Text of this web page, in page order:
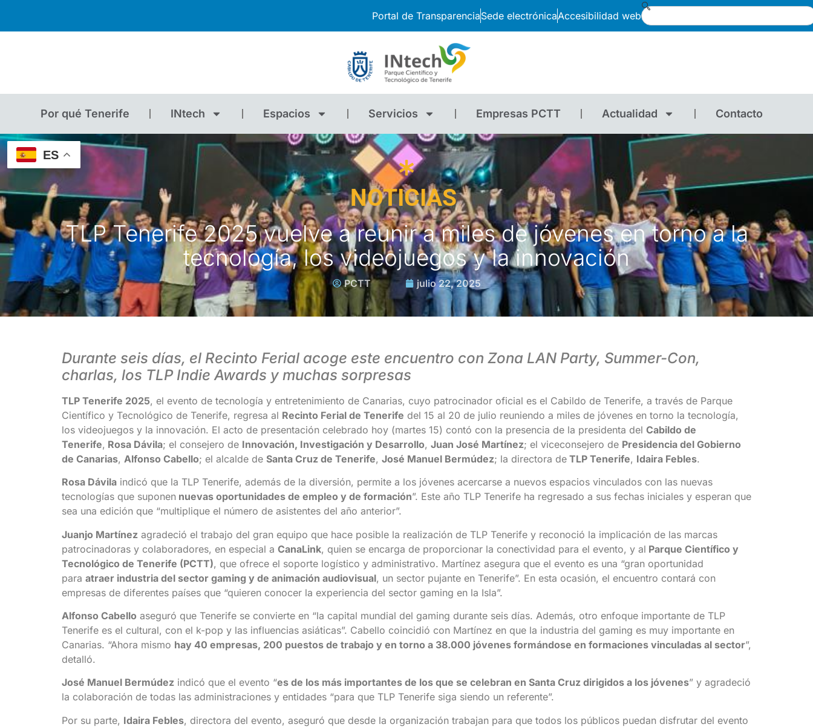
Portal de TransparenciaSede electrónicaAccesibilidad web
Por qué Tenerife INtech Espacios Servicios Empresas PCTT Actualidad Contacto
ES
NOTICIAS
TLP Tenerife 2025 vuelve a reunir a miles de jóvenes en torno a la
tecnología, los videojuegos y la innovación
PCTT julio 22, 2025
Durante seis días, el Recinto Ferial acoge este encuentro con Zona LAN Party, Summer-Con,
charlas, los TLP Indie Awards y muchas sorpresas
TLP Tenerife 2025, el evento de tecnología y entretenimiento de Canarias, cuyo patrocinador oficial es el Cabildo de Tenerife, a través de Parque
Científico y Tecnológico de Tenerife, regresa al Recinto Ferial de Tenerife del 15 al 20 de julio reuniendo a miles de jóvenes en torno la tecnología,
los videojuegos y la innovación. El acto de presentación celebrado hoy (martes 15) contó con la presencia de la presidenta del Cabildo de
Tenerife, Rosa Dávila; el consejero de Innovación, Investigación y Desarrollo, Juan José Martínez; el viceconsejero de Presidencia del Gobierno
de Canarias, Alfonso Cabello; el alcalde de Santa Cruz de Tenerife, José Manuel Bermúdez; la directora de TLP Tenerife, Idaira Febles.
Rosa Dávila indicó que la TLP Tenerife, además de la diversión, permite a los jóvenes acercarse a nuevos espacios vinculados con las nuevas
tecnologías que suponen nuevas oportunidades de empleo y de formación”. Este año TLP Tenerife ha regresado a sus fechas iniciales y esperan que
sea una edición que “multiplique el número de asistentes del año anterior”.
Juanjo Martínez agradeció el trabajo del gran equipo que hace posible la realización de TLP Tenerife y reconoció la implicación de las marcas
patrocinadoras y colaboradores, en especial a CanaLink, quien se encarga de proporcionar la conectividad para el evento, y al Parque Científico y
Tecnológico de Tenerife (PCTT), que ofrece el soporte logístico y administrativo. Martínez asegura que el evento es una “gran oportunidad
para atraer industria del sector gaming y de animación audiovisual, un sector pujante en Tenerife”. En esta ocasión, el encuentro contará con
empresas de diferentes países que “quieren conocer la experiencia del sector gaming en la Isla”.
Alfonso Cabello aseguró que Tenerife se convierte en “la capital mundial del gaming durante seis días. Además, otro enfoque importante de TLP
Tenerife es el cultural, con el k-pop y las influencias asiáticas”. Cabello coincidió con Martínez en que la industria del gaming es muy importante en
Canarias. “Ahora mismo hay 40 empresas, 200 puestos de trabajo y en torno a 38.000 jóvenes formándose en formaciones vinculadas al sector”,
detalló.
José Manuel Bermúdez indicó que el evento “es de los más importantes de los que se celebran en Santa Cruz dirigidos a los jóvenes” y agradeció
la colaboración de todas las administraciones y entidades “para que TLP Tenerife siga siendo un referente”.
Por su parte, Idaira Febles, directora del evento, aseguró que desde la organización trabajan para que todos los públicos puedan disfrutar del evento